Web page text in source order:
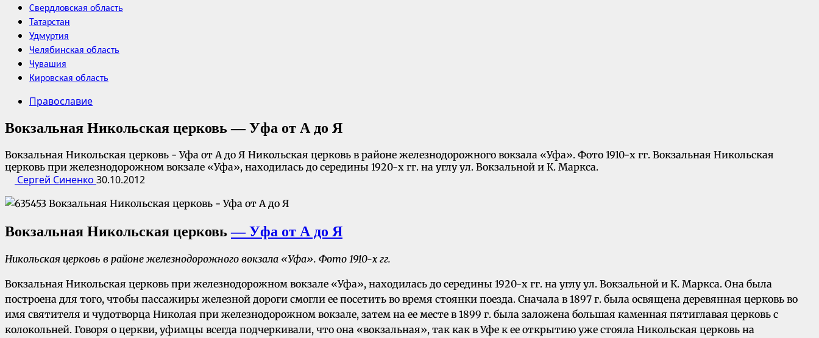
Свердловская область
Татарстан
Удмуртия
Челябинская область
Чувашия
Кировская область
Православие
Вокзальная Никольская церковь — Уфа от А до Я
Вокзальная Никольская церковь - Уфа от А до Я Никольская церковь в районе железнодорожного вокзала «Уфа». Фото 1910-х гг. Вокзальная Никольская
церковь при железнодорожном вокзале «Уфа», находилась до середины 1920-х гг. на углу ул. Вокзальной и К. Маркса.
Сергей Синенко 30.10.2012
Вокзальная Никольская церковь — Уфа от А до Я
Никольская церковь в районе железнодорожного вокзала «Уфа». Фото 1910-х гг.
Вокзальная Никольская церковь при железнодорожном вокзале «Уфа», находилась до середины 1920-х гг. на углу ул. Вокзальной и К. Маркса. Она была
построена для того, чтобы пассажиры железной дороги смогли ее посетить во время стоянки поезда. Сначала в 1897 г. была освящена деревянная церковь во
имя святителя и чудотворца Николая при железнодорожном вокзале, затем на ее месте в 1899 г. была заложена большая каменная пятиглавая церковь с
колокольней. Говоря о церкви, уфимцы всегда подчеркивали, что она «вокзальная», так как в Уфе к ее открытию уже стояла Никольская церковь на